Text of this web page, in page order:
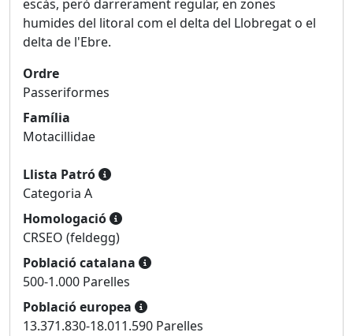
escàs, però darrerament regular, en zones
humides del litoral com el delta del Llobregat o el
delta de l'Ebre.
Ordre
Passeriformes
Família
Motacillidae
Llista Patró
Categoria A
Homologació
CRSEO (feldegg)
Població catalana
500-1.000 Parelles
Població europea
13.371.830-18.011.590 Parelles